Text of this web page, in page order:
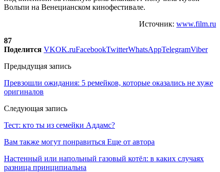
Вольпи на Венецианском кинофестивале.
Источник: www.film.ru
87
Поделится VKOK.ruFacebookTwitterWhatsAppTelegramViber
Предыдущая запись
Превзошли ожидания: 5 ремейков, которые оказались не хуже
оригиналов
Следующая запись
Тест: кто ты из семейки Аддамс?
Вам также могут понравиться Еще от автора
Настенный или напольный газовый котёл: в каких случаях
разница принципиальна